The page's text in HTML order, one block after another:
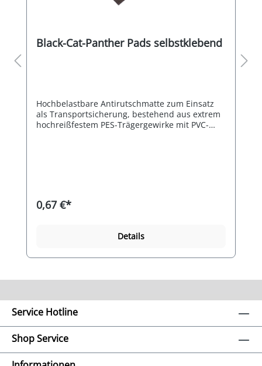
Black-Cat-Panther Pads selbstklebend
Hochbelastbare Antirutschmatte zum Einsatz
als Transportsicherung, bestehend aus extrem
hochreißfestem PES-Trägergewirke mit PVC-
0,67 €*
Details
Service Hotline
Shop Service